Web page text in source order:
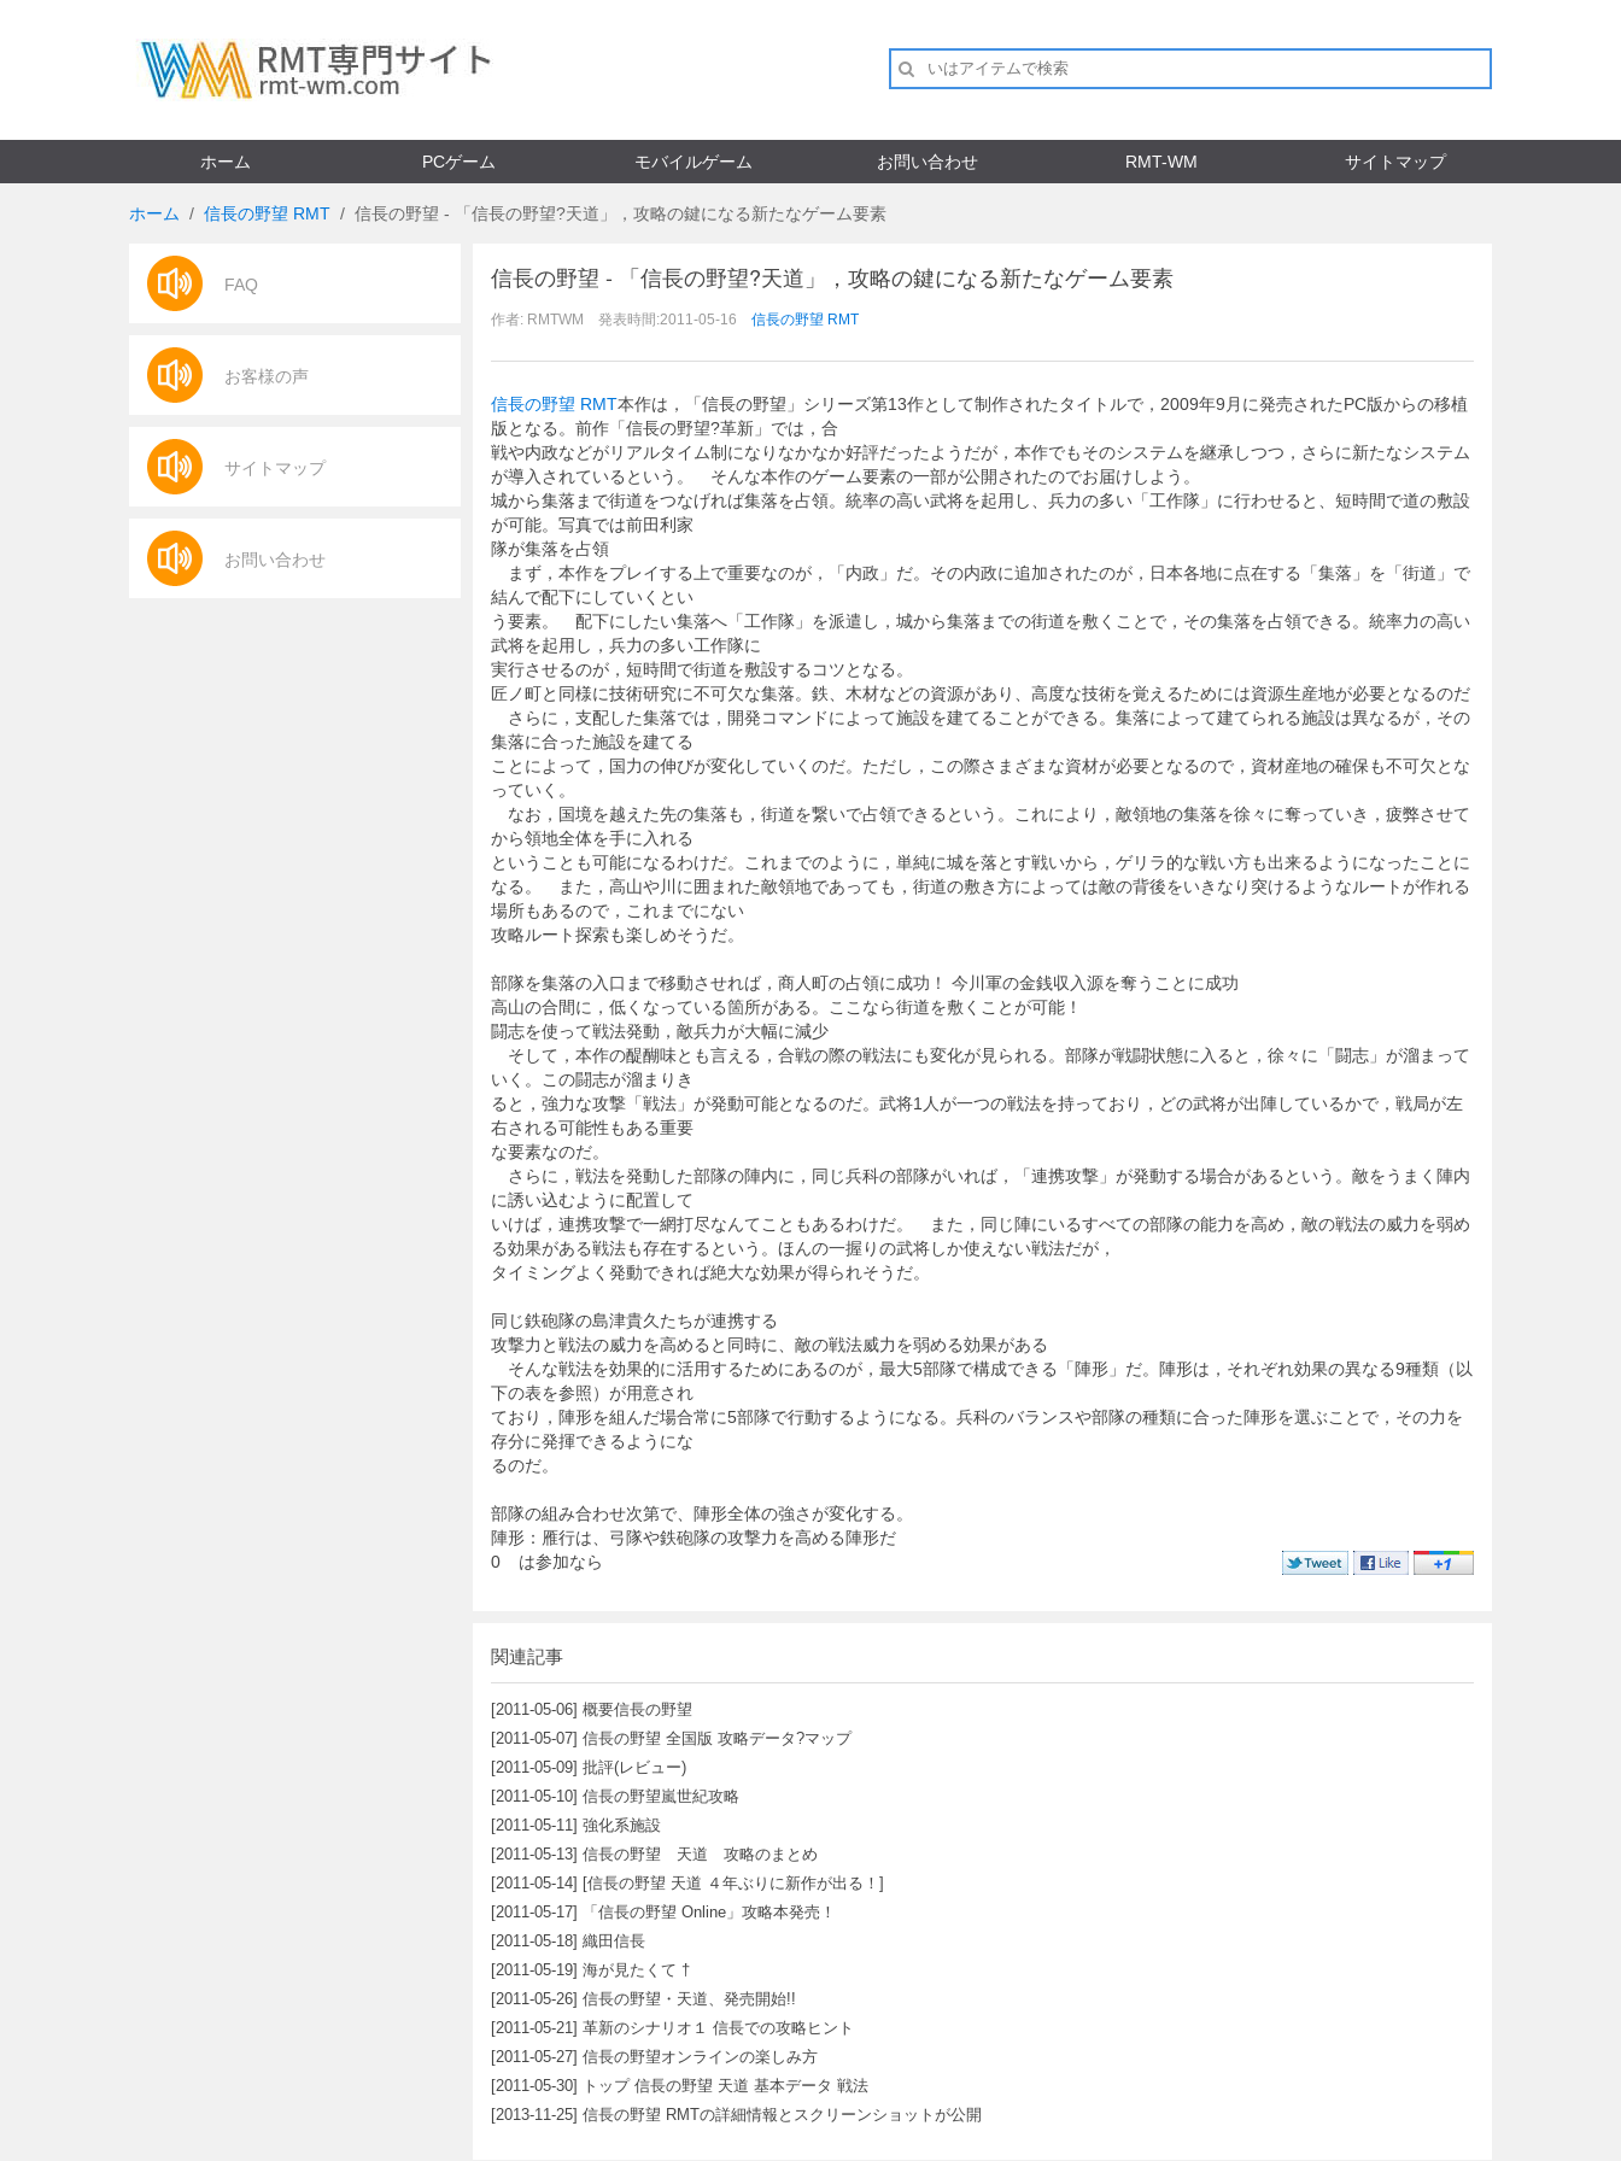
ホーム PCゲーム モバイルゲーム お問い合わせ RMT-WM サイトマップ
ホーム 信長の野望 RMT 信長の野望 - 「信長の野望?天道」，攻略の鍵になる新たなゲーム要素
FAQ
お客様の声
サイトマップ
お問い合わせ
信長の野望 - 「信長の野望?天道」，攻略の鍵になる新たなゲーム要素
作者: RMTWM 発表時間:2011-05-16 信長の野望 RMT
信長の野望 RMT本作は，「信長の野望」シリーズ第13作として制作されたタイトルで，2009年9月に発売されたPC版からの移植
版となる。前作「信長の野望?革新」では，合
戦や内政などがリアルタイム制になりなかなか好評だったようだが，本作でもそのシステムを継承しつつ，さらに新たなシステム
が導入されているという。 そんな本作のゲーム要素の一部が公開されたのでお届けしよう。
城から集落まで街道をつなげれば集落を占領。統率の高い武将を起用し、兵力の多い「工作隊」に行わせると、短時間で道の敷設
が可能。写真では前田利家
隊が集落を占領
まず，本作をプレイする上で重要なのが，「内政」だ。その内政に追加されたのが，日本各地に点在する「集落」を「街道」で
結んで配下にしていくとい
う要素。 配下にしたい集落へ「工作隊」を派遣し，城から集落までの街道を敷くことで，その集落を占領できる。統率力の高い
武将を起用し，兵力の多い工作隊に
実行させるのが，短時間で街道を敷設するコツとなる。
匠ノ町と同様に技術研究に不可欠な集落。鉄、木材などの資源があり、高度な技術を覚えるためには資源生産地が必要となるのだ
さらに，支配した集落では，開発コマンドによって施設を建てることができる。集落によって建てられる施設は異なるが，その
集落に合った施設を建てる
ことによって，国力の伸びが変化していくのだ。ただし，この際さまざまな資材が必要となるので，資材産地の確保も不可欠とな
っていく。
なお，国境を越えた先の集落も，街道を繋いで占領できるという。これにより，敵領地の集落を徐々に奪っていき，疲弊させて
から領地全体を手に入れる
ということも可能になるわけだ。これまでのように，単純に城を落とす戦いから，ゲリラ的な戦い方も出来るようになったことに
なる。 また，高山や川に囲まれた敵領地であっても，街道の敷き方によっては敵の背後をいきなり突けるようなルートが作れる
場所もあるので，これまでにない
攻略ルート探索も楽しめそうだ。
部隊を集落の入口まで移動させれば，商人町の占領に成功！ 今川軍の金銭収入源を奪うことに成功
高山の合間に，低くなっている箇所がある。ここなら街道を敷くことが可能！
闘志を使って戦法発動，敵兵力が大幅に減少
そして，本作の醍醐味とも言える，合戦の際の戦法にも変化が見られる。部隊が戦闘状態に入ると，徐々に「闘志」が溜まって
いく。この闘志が溜まりき
ると，強力な攻撃「戦法」が発動可能となるのだ。武将1人が一つの戦法を持っており，どの武将が出陣しているかで，戦局が左
右される可能性もある重要
な要素なのだ。
さらに，戦法を発動した部隊の陣内に，同じ兵科の部隊がいれば，「連携攻撃」が発動する場合があるという。敵をうまく陣内
に誘い込むように配置して
いけば，連携攻撃で一網打尽なんてこともあるわけだ。 また，同じ陣にいるすべての部隊の能力を高め，敵の戦法の威力を弱め
る効果がある戦法も存在するという。ほんの一握りの武将しか使えない戦法だが，
タイミングよく発動できれば絶大な効果が得られそうだ。
同じ鉄砲隊の島津貴久たちが連携する
攻撃力と戦法の威力を高めると同時に、敵の戦法威力を弱める効果がある
そんな戦法を効果的に活用するためにあるのが，最大5部隊で構成できる「陣形」だ。陣形は，それぞれ効果の異なる9種類（以
下の表を参照）が用意され
ており，陣形を組んだ場合常に5部隊で行動するようになる。兵科のバランスや部隊の種類に合った陣形を選ぶことで，その力を
存分に発揮できるようにな
るのだ。
部隊の組み合わせ次第で、陣形全体の強さが変化する。
陣形：雁行は、弓隊や鉄砲隊の攻撃力を高める陣形だ
0
は参加なら
関連記事
[2011-05-06] 概要信長の野望
[2011-05-07] 信長の野望 全国版 攻略データ?マップ
[2011-05-09] 批評(レビュー)
[2011-05-10] 信長の野望嵐世紀攻略
[2011-05-11] 強化系施設
[2011-05-13] 信長の野望 天道 攻略のまとめ
[2011-05-14] [信長の野望 天道 ４年ぶりに新作が出る！]
[2011-05-17]
「信長の野望 Online」攻略本発売！
[2011-05-18] 織田信長
[2011-05-19] 海が見たくて †
[2011-05-26] 信長の野望・天道、発売開始!!
[2011-05-21] 革新のシナリオ１ 信長での攻略ヒント
[2011-05-27] 信長の野望オンラインの楽しみ方
[2011-05-30]
トップ 信長の野望 天道 基本データ 戦法
[2013-11-25] 信長の野望 RMTの詳細情報とスクリーンショットが公開